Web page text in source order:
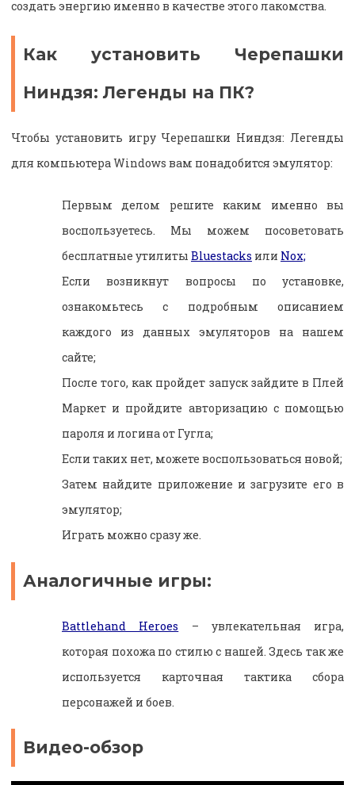
создать энергию именно в качестве этого лакомства.
Как установить Черепашки
Ниндзя: Легенды на ПК?
Чтобы установить игру Черепашки Ниндзя: Легенды
для компьютера Windows вам понадобится эмулятор:
Первым делом решите каким именно вы
воспользуетесь. Мы можем посоветовать
бесплатные утилиты Bluestacks или Nox;
Если возникнут вопросы по установке,
ознакомьтесь с подробным описанием
каждого из данных эмуляторов на нашем
сайте;
После того, как пройдет запуск зайдите в Плей
Маркет и пройдите авторизацию с помощью
пароля и логина от Гугла;
Если таких нет, можете воспользоваться новой;
Затем найдите приложение и загрузите его в
эмулятор;
Играть можно сразу же.
Аналогичные игры:
Battlehand Heroes – увлекательная игра,
которая похожа по стилю с нашей. Здесь так же
используется карточная тактика сбора
персонажей и боев.
Видео-обзор